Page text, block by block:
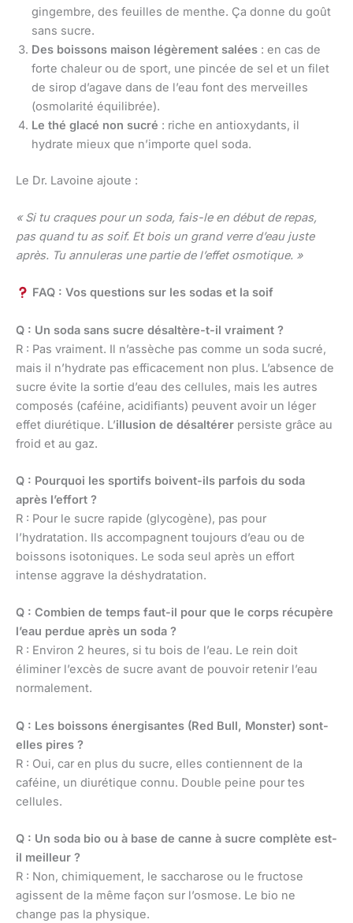
gingembre, des feuilles de menthe. Ça donne du goût
sans sucre.
Des boissons maison légèrement salées : en cas de
forte chaleur ou de sport, une pincée de sel et un filet
de sirop d’agave dans de l’eau font des merveilles
(osmolarité équilibrée).
Le thé glacé non sucré : riche en antioxydants, il
hydrate mieux que n’importe quel soda.
Le Dr. Lavoine ajoute :
« Si tu craques pour un soda, fais-le en début de repas,
pas quand tu as soif. Et bois un grand verre d’eau juste
après. Tu annuleras une partie de l’effet osmotique. »
FAQ : Vos questions sur les sodas et la soif
Q : Un soda sans sucre désaltère-t-il vraiment ?
R : Pas vraiment. Il n’assèche pas comme un soda sucré,
mais il n’hydrate pas efficacement non plus. L’absence de
sucre évite la sortie d’eau des cellules, mais les autres
composés (caféine, acidifiants) peuvent avoir un léger
effet diurétique. L’illusion de désaltérer persiste grâce au
froid et au gaz.
Q : Pourquoi les sportifs boivent-ils parfois du soda
après l’effort ?
R : Pour le sucre rapide (glycogène), pas pour
l’hydratation. Ils accompagnent toujours d’eau ou de
boissons isotoniques. Le soda seul après un effort
intense aggrave la déshydratation.
Q : Combien de temps faut-il pour que le corps récupère
l’eau perdue après un soda ?
R : Environ 2 heures, si tu bois de l’eau. Le rein doit
éliminer l’excès de sucre avant de pouvoir retenir l’eau
normalement.
Q : Les boissons énergisantes (Red Bull, Monster) sont-
elles pires ?
R : Oui, car en plus du sucre, elles contiennent de la
caféine, un diurétique connu. Double peine pour tes
cellules.
Q : Un soda bio ou à base de canne à sucre complète est-
il meilleur ?
R : Non, chimiquement, le saccharose ou le fructose
agissent de la même façon sur l’osmose. Le bio ne
change pas la physique.